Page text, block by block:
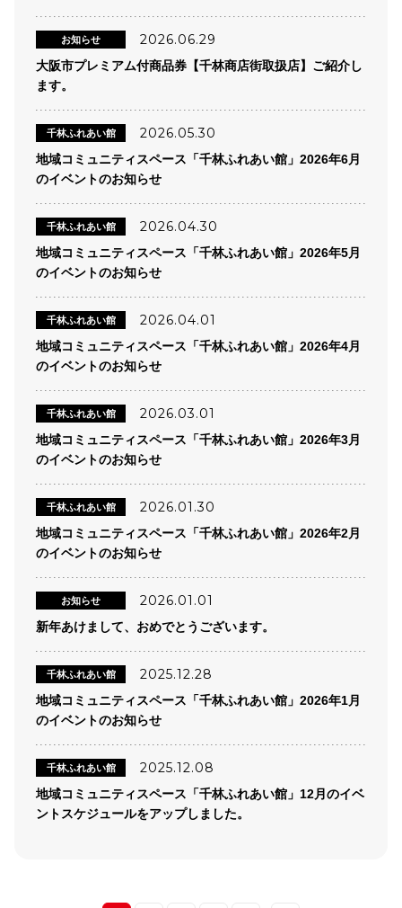
お知らせ 2026.06.29
大阪市プレミアム付商品券【千林商店街取扱店】ご紹介し
ます。
千林ふれあい館 2026.05.30
地域コミュニティスペース「千林ふれあい館」2026年6月
のイベントのお知らせ
千林ふれあい館 2026.04.30
地域コミュニティスペース「千林ふれあい館」2026年5月
のイベントのお知らせ
千林ふれあい館 2026.04.01
地域コミュニティスペース「千林ふれあい館」2026年4月
のイベントのお知らせ
千林ふれあい館 2026.03.01
地域コミュニティスペース「千林ふれあい館」2026年3月
のイベントのお知らせ
千林ふれあい館 2026.01.30
地域コミュニティスペース「千林ふれあい館」2026年2月
のイベントのお知らせ
お知らせ 2026.01.01
新年あけまして、おめでとうございます。
千林ふれあい館 2025.12.28
地域コミュニティスペース「千林ふれあい館」2026年1月
のイベントのお知らせ
千林ふれあい館 2025.12.08
地域コミュニティスペース「千林ふれあい館」12月のイベ
ントスケジュールをアップしました。